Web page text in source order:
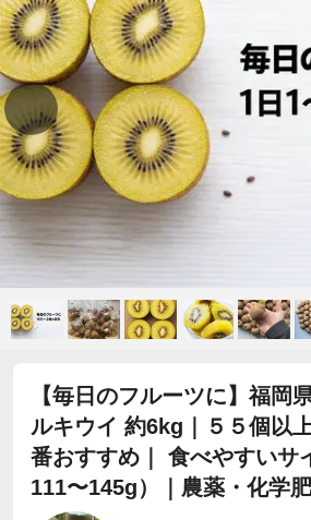
【毎日のフルーツに】福岡
ルキウイ 約6kg｜５５個以
番おすすめ｜ 食べやすいサ
111〜145g）｜農薬・化学